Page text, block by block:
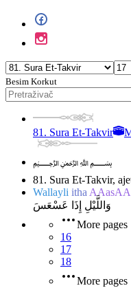
Besim Korkut
81. Sura Et-Takvir
﷽
81. Sura Et-Takvir,
Wallayli itha
وَاللَّيْلِ إِذَا عَسْعَسَ
More pages
16
17
18
More pages